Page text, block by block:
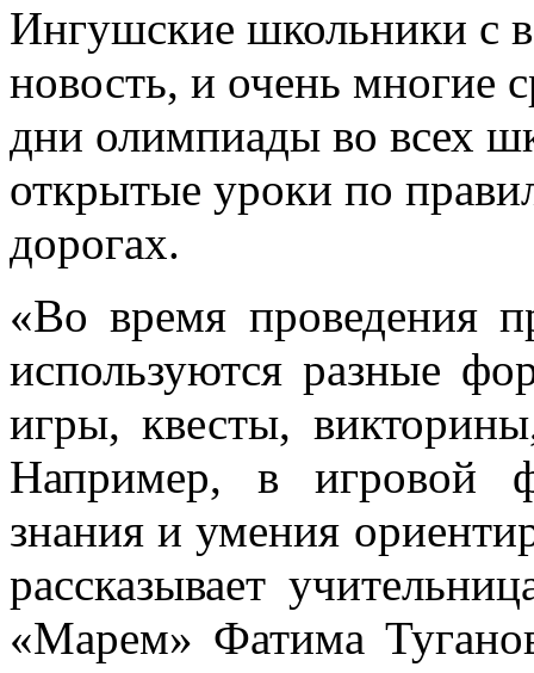
Ингушские школьники с
новость, и очень многие
дни олимпиады во всех
открытые уроки по
дорогах.
«Во время проведения
используются разные
игры, квесты,
Например, в игровой
знания и умения
рассказывает
«Марем» Фатима